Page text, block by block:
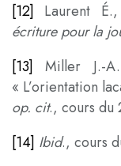
[12]
Laurent É.,
écriture pour la
[13]
Miller J.-
« L’orientation
op. cit., cours du
[14] Ibid., cours